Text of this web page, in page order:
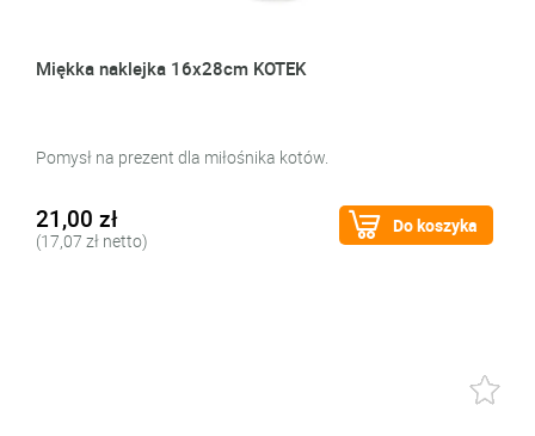
Miękka naklejka 16x28cm KOTEK
Pomysł na prezent dla miłośnika kotów.
21,00 zł
(17,07 zł netto)
Do koszyka